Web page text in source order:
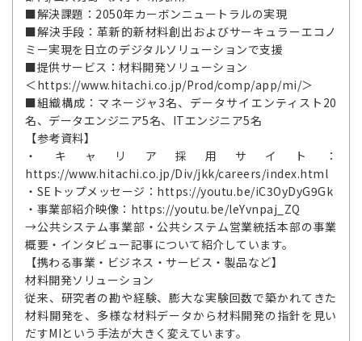
■解決課題：2050年カーボンニュートラルの実現
■解決手段：革新的新材料創出およびサーキュラーエコノ
ミー実現を日立のデジタルソリューションで支援
■提供サービス：材料開発ソリューション
＜https://www.hitachi.co.jp/Prod/comp/app/mi/＞
■組織構成：マネージャ3名、データサイエンティスト20
名、データエンジニア5名、ITエンジニア5名
【参考資料】
・キャリア採用サイト：
https://www.hitachi.co.jp/Div/jkk/careers/index.html
・SEトップメッセージ：https://youtu.be/iC3OyDyG9Gk
・事業部紹介映像：https://youtu.be/leYvnpaj_ZQ
→公共システム事業部・公共システム営業統括本部の事業
概要・インタビュー記事について紹介しています。
【携わる事業・ビジネス・サービス・製品など】
材料開発ソリューション
従来、研究者の勘や経験、膨大な実験回数で築かれてきた
材料開発を、多様な材料データから材料開発の指針を見い
だすMIという手法が大きく変えています。